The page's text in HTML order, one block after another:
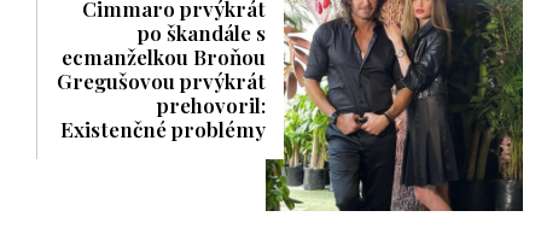
Cimmaro prvýkrát
po škandále s
ecmanželkou Broňou
Gregušovou prvýkrát
prehovoril:
Existenčné problémy